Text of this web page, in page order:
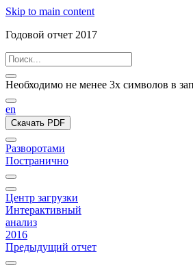
Skip to main content
Годовой отчет 2017
Необходимо не менее 3х символов в
en
Скачать PDF
Разворотами
Постранично
Центр загрузки
Интерактивный
анализ
2016
Предыдущий отчет